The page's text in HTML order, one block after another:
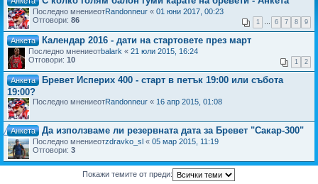
Последно мнениеотRandonneur « 01 юни 2017, 00:23
Отговори: 86 1 … 6 7 8 9
Анкета Календар 2016 - дати на стартовете през март
Последно мнениеотbalark « 21 юли 2015, 16:24
Отговори: 10 1 2
Анкета
Бревет Исперих 400 - старт в петък 19:00 или събота
19:00?
Последно мнениеотRandonneur « 16 апр 2015, 01:08
Анкета Да използваме ли резервната дата за Бревет "Сакар-300"
Последно мнениеотzdravko_sl « 05 мар 2015, 11:19
Отговори: 3
Покажи темите от преди: